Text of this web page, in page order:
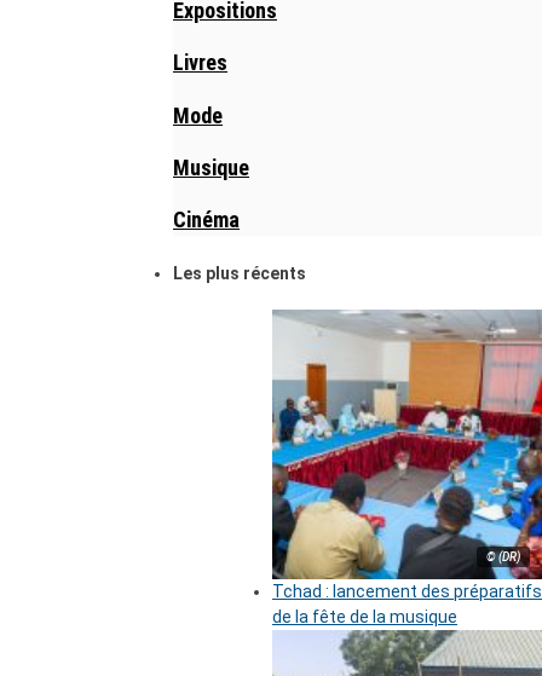
Expositions
Livres
Mode
Musique
Cinéma
Les plus récents
© (DR)
Tchad : lancement des préparatifs
de la fête de la musique